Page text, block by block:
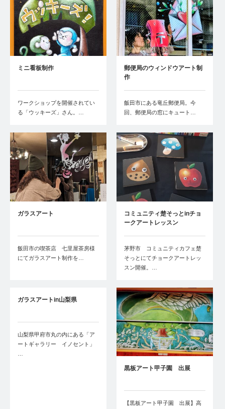
ミニ看板制作
ワークショップを開催されてい
る「ウッキーズ」さん。…
郵便局のウィンドウアート制
作
飯田市にある竜丘郵便局。今
回、郵便局の窓にキュート…
ガラスアート
飯田市の喫茶店 七里屋茶房様
にてガラスアート制作を…
コミュニティ楚そっとinチョ
ークアートレッスン
茅野市 コミュニティカフェ楚
そっとにてチョークアートレッ
スン開催。…
ガラスアートin山梨県
山梨県甲府市丸の内にある「ア
ートギャラリー イノセント」
黒板アート甲子園 出展
【黒板アート甲子園 出展】高